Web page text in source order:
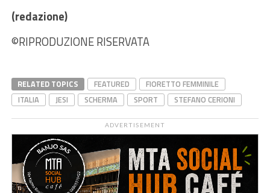
(redazione)
©RIPRODUZIONE RISERVATA
RELATED TOPICS FEATURED
FIORETTO FEMMINILE
ITALIA
JESI SCHERMA SPORT STEFANO CERIONI
ADVERTISEMENT